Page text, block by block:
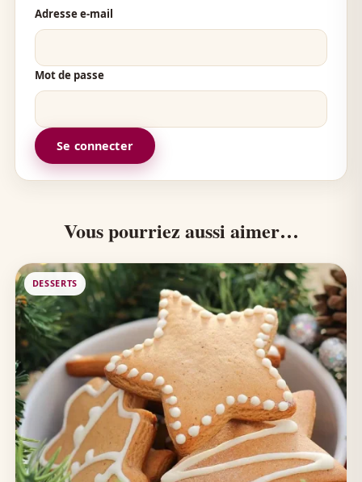
Adresse e-mail
Mot de passe
Se connecter
Vous pourriez aussi aimer…
DESSERTS